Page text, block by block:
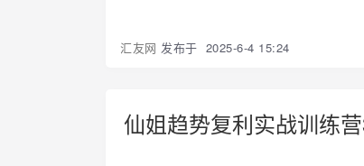
汇友网 发布于 2025-6-4 15:24
仙姐趋势复利实战训练